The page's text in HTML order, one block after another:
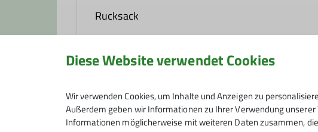
Tourenleiter*in
Rucksack
Die Rucksackgruppe liegt altersmäßig
Feiertagen) ab 19.00 Uhr im DAV-Haus: zum
Planung spontaner Aktionen nach Wetter-
Die Anmeldung zu den Touren erfolgt nur
Anmeldung
Diese Website verwendet Cookies
Wir verwenden Cookies, um Inhalte und Anzeigen zu
Außerdem geben wir Informationen zu Ihrer Verwendung
Informationen möglicherweise mit weiteren Daten zusammen,